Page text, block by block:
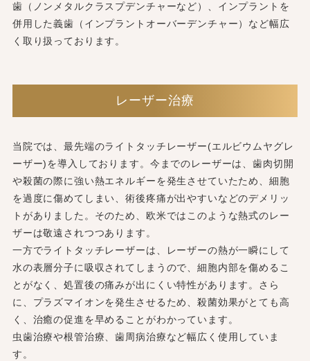
歯（ノンメタルクラスプデンチャーなど）、インプラントを
併用した義歯（インプラントオーバーデンチャー）など幅広
く取り扱っております。
レーザー治療
当院では、最先端のライトタッチレーザー(エルビウムヤグレ
ーザー)を導入しております。今までのレーザーは、歯肉切開
や殺菌の際に強い熱エネルギーを発生させていたため、細胞
を過度に傷めてしまい、術後疼痛が出やすいなどのデメリッ
トがありました。そのため、欧米ではこのような熱式のレー
ザーは敬遠されつつあります。
一方でライトタッチレーザーは、レーザーの熱が一瞬にして
水の表層分子に吸収されてしまうので、細胞内部を傷めるこ
とがなく、処置後の痛みが出にくい特性があります。さら
に、プラズマイオンを発生させるため、殺菌効果がとても高
く、治癒の促進を早めることがわかっています。
虫歯治療や根管治療、歯周病治療など幅広く使用していま
す。